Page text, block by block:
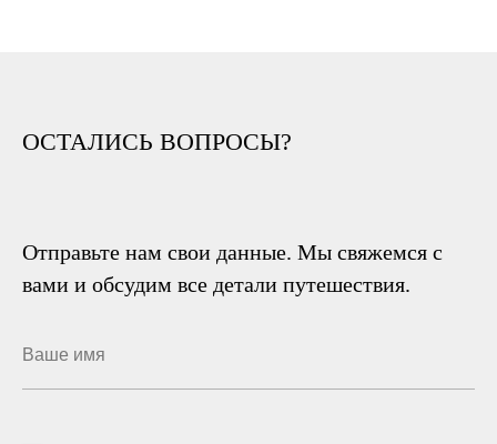
ОСТАЛИСЬ ВОПРОСЫ?
Отправьте нам свои данные. Мы свяжемся с
вами и обсудим все детали путешествия.